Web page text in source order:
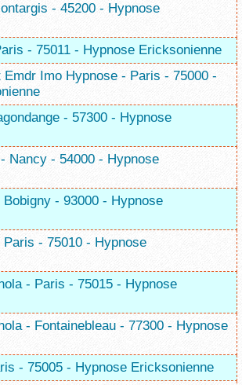
- 45200 - Hypnose
- 75011 - Hypnose Ericksonienne
Emdr Imo Hypnose - Paris - 75000 -
- 57300 - Hypnose
Nancy - 54000 - Hypnose
- 93000 - Hypnose
- 75010 - Hypnose
- Paris - 75015 - Hypnose
- Fontainebleau - 77300 - Hypnose
- 75005 - Hypnose Ericksonienne